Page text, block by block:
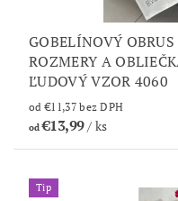
GOBELÍNOVÝ
ROZMERY A
ĽUDOVÝ VZOR 4060
od €11,37 bez DPH
od€13,99/ ks
Tip